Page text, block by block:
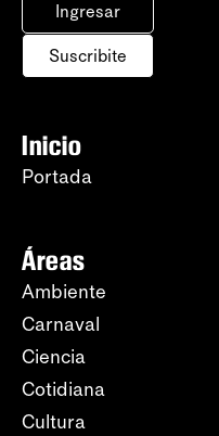
Ingresar
Suscribite
Inicio
Portada
Áreas
Ambiente
Carnaval
Ciencia
Cotidiana
Cultura